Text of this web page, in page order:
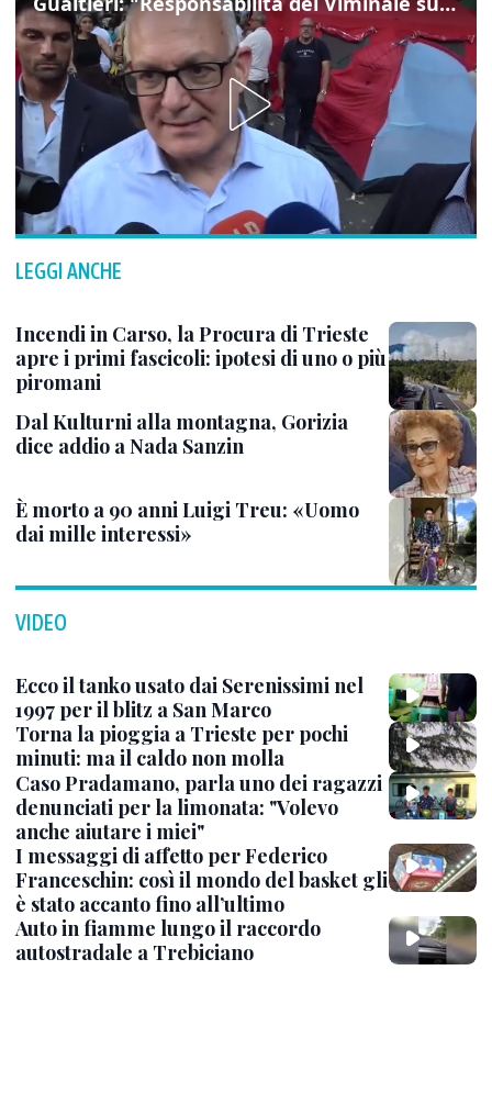
LEGGI ANCHE
Incendi in Carso, la Procura di Trieste
apre i primi fascicoli: ipotesi di uno o più
piromani
Dal Kulturni alla montagna, Gorizia
dice addio a Nada Sanzin
È morto a 90 anni Luigi Treu: «Uomo
dai mille interessi»
VIDEO
Ecco il tanko usato dai Serenissimi nel
1997 per il blitz a San Marco
Torna la pioggia a Trieste per pochi
minuti: ma il caldo non molla
Caso Pradamano, parla uno dei ragazzi
denunciati per la limonata: "Volevo
anche aiutare i miei"
I messaggi di affetto per Federico
Franceschin: così il mondo del basket gli
è stato accanto fino all’ultimo
Auto in fiamme lungo il raccordo
autostradale a Trebiciano